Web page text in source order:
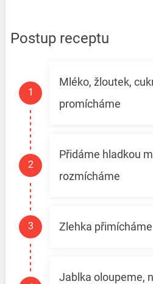
Postup receptu
Mléko, žloutek,
promícháme
Přidáme hladkou
rozmícháme
Zlehka
Jablka oloupeme,